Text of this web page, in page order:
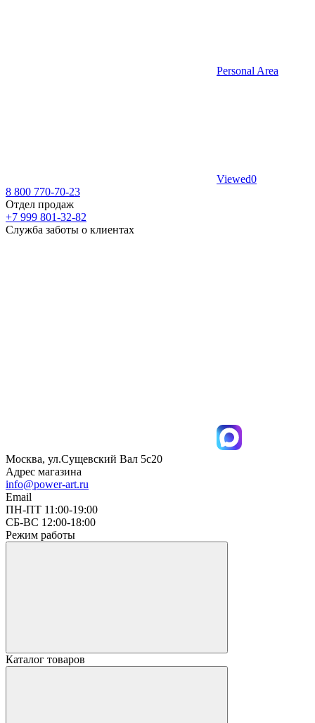
Personal Area
Viewed0
8 800 770-70-23
Отдел продаж
+7 999 801-32-82
Служба заботы о клиентах
Москва, ул.Сущевский Вал 5с20
Адрес магазина
info@power-art.ru
Email
ПН-ПТ 11:00-19:00
СБ-ВС 12:00-18:00
Режим работы
Каталог товаров